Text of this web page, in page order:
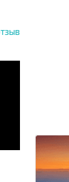
States
+1
* Поля